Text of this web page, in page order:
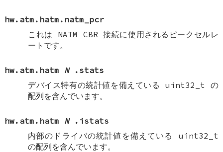
hw.atm.hatm.natm_pcr
これは NATM CBR 接続に使用されるピークセルレ
ートです。
hw.atm.hatm N
.stats
デバイス特有の統計値を備えているuint32_t
の
配列を含んでいます。
hw.atm.hatm N
.istats
内部のドライバの統計値を備えている uint32_t
の配列を含んでいます。